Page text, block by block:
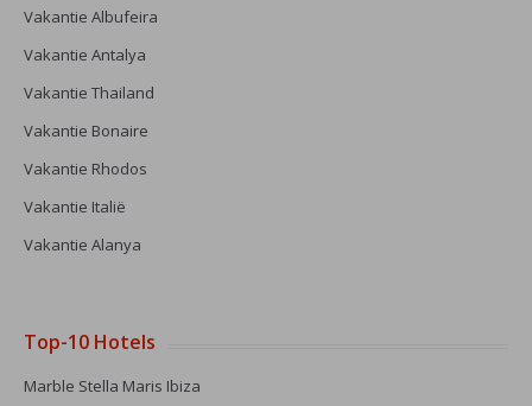
Vakantie Albufeira
Vakantie Antalya
Vakantie Thailand
Vakantie Bonaire
Vakantie Rhodos
Vakantie Italië
Vakantie Alanya
Top-10 Hotels
Marble Stella Maris Ibiza